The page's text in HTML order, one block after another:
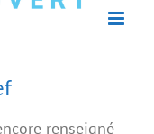
renseigné